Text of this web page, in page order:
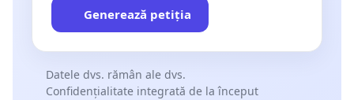
Generează petiția
Datele dvs. rămân ale dvs.
Confidențialitate integrată de la început